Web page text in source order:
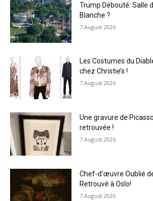
Trump Débouté: Salle
Blanche ?
7 August 2026
Les Costumes du
chez Christie’s !
7 August 2026
Une gravure de
retrouvée !
7 August 2026
Chef-d’œuvre Oublié
Retrouvé à Oslo!
7 August 2026